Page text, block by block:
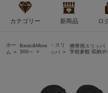
カテゴリー 新商品 ロ
ホー
ム
Basic&More
300～
・スリ
ッパ
携帯用スリッパ
学校参観 収納ポ